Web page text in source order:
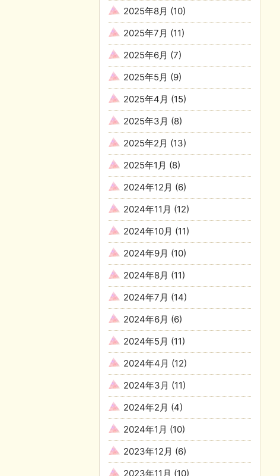
2025年8月 (10)
2025年7月 (11)
2025年6月 (7)
2025年5月 (9)
2025年4月 (15)
2025年3月 (8)
2025年2月 (13)
2025年1月 (8)
2024年12月 (6)
2024年11月 (12)
2024年10月 (11)
2024年9月 (10)
2024年8月 (11)
2024年7月 (14)
2024年6月 (6)
2024年5月 (11)
2024年4月 (12)
2024年3月 (11)
2024年2月 (4)
2024年1月 (10)
2023年12月 (6)
2023年11月 (10)